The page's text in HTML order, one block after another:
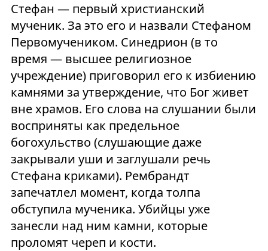
Стефан — первый христианский
мученик. За это его и назвали Стефаном
Первомучеником. Синедрион (в то
время — высшее религиозное
учреждение) приговорил его к избиению
камнями за утверждение, что Бог живет
вне храмов. Его слова на слушании были
восприняты как предельное
богохульство (слушающие даже
закрывали уши и заглушали речь
Стефана криками). Рембрандт
запечатлел момент, когда толпа
обступила мученика. Убийцы уже
занесли над ним камни, которые
проломят череп и кости.